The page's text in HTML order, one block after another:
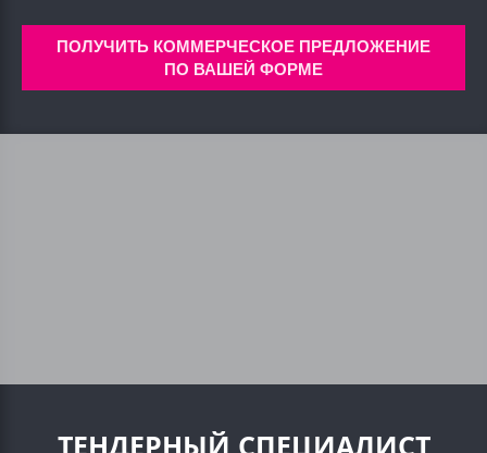
ПОЛУЧИТЬ КОММЕРЧЕСКОЕ ПРЕДЛОЖЕНИЕ
ПО ВАШЕЙ ФОРМЕ
ТЕНДЕРНЫЙ СПЕЦИАЛИСТ